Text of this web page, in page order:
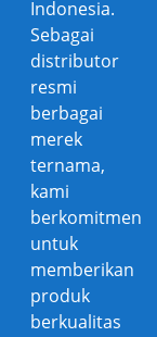
Indonesia.
Sebagai
distributor
resmi
berbagai
merek
ternama,
kami
berkomitmen
untuk
memberikan
produk
berkualitas